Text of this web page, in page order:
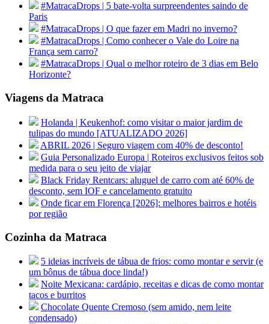
#MatracaDrops | 5 bate-volta surpreendentes saindo de
Paris
#MatracaDrops | O que fazer em Madri no inverno?
#MatracaDrops | Como conhecer o Vale do Loire na
França sem carro?
#MatracaDrops | Qual o melhor roteiro de 3 dias em Belo
Horizonte?
Viagens da Matraca
Holanda | Keukenhof: como visitar o maior jardim de
tulipas do mundo [ATUALIZADO 2026]
ABRIL 2026 | Seguro viagem com 40% de desconto!
Guia Personalizado Europa | Roteiros exclusivos feitos sob
medida para o seu jeito de viajar
Black Friday Rentcars: aluguel de carro com até 60% de
desconto, sem IOF e cancelamento gratuito
Onde ficar em Florença [2026]: melhores bairros e hotéis
por região
Cozinha da Matraca
5 ideias incríveis de tábua de frios: como montar e servir (e
um bônus de tábua doce linda!)
Noite Mexicana: cardápio, receitas e dicas de como montar
tacos e burritos
Chocolate Quente Cremoso (sem amido, nem leite
condensado)